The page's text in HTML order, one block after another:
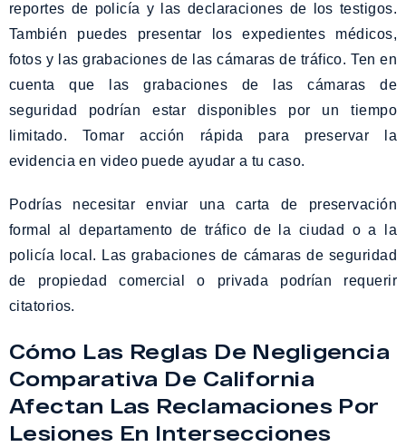
reportes de policía y las declaraciones de los testigos.
También puedes presentar los expedientes médicos,
fotos y las grabaciones de las cámaras de tráfico. Ten en
cuenta que las grabaciones de las cámaras de
seguridad podrían estar disponibles por un tiempo
limitado. Tomar acción rápida para preservar la
evidencia en video puede ayudar a tu caso.
Podrías necesitar enviar una carta de preservación
formal al departamento de tráfico de la ciudad o a la
policía local. Las grabaciones de cámaras de seguridad
de propiedad comercial o privada podrían requerir
citatorios.
Cómo Las Reglas De Negligencia
Comparativa De California
Afectan Las Reclamaciones Por
Lesiones En Intersecciones